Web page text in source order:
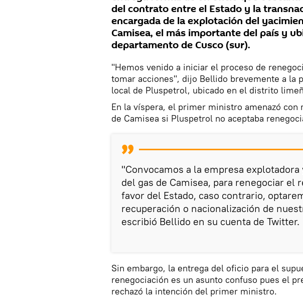
del contrato entre el Estado y la
encargada de la explotación del
Camisea, el más importante del país y
departamento de Cusco (sur).
"Hemos venido a iniciar el proceso de
tomar acciones", dijo Bellido brevemente a la
local de Pluspetrol, ubicado en el distrito
En la víspera, el primer ministro amenazó con
de Camisea si Pluspetrol no aceptaba
"Convocamos a la empresa
del gas de Camisea, para renegociar el
favor del Estado, caso contrario,
recuperación o nacionalización de
escribió Bellido en su cuenta de Twitter.
Sin embargo, la entrega del oficio para el
renegociación es un asunto confuso pues el
rechazó la intención del primer ministro.